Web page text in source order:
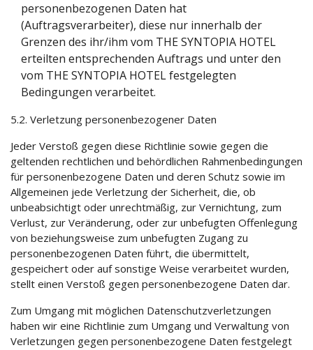
personenbezogenen Daten hat
(Auftragsverarbeiter), diese nur innerhalb der
Grenzen des ihr/ihm vom THE SYNTOPIA HOTEL
erteilten entsprechenden Auftrags und unter den
vom THE SYNTOPIA HOTEL festgelegten
Bedingungen verarbeitet.
5.2. Verletzung personenbezogener Daten
Jeder Verstoß gegen diese Richtlinie sowie gegen die
geltenden rechtlichen und behördlichen Rahmenbedingungen
für personenbezogene Daten und deren Schutz sowie im
Allgemeinen jede Verletzung der Sicherheit, die, ob
unbeabsichtigt oder unrechtmäßig, zur Vernichtung, zum
Verlust, zur Veränderung, oder zur unbefugten Offenlegung
von beziehungsweise zum unbefugten Zugang zu
personenbezogenen Daten führt, die übermittelt,
gespeichert oder auf sonstige Weise verarbeitet wurden,
stellt einen Verstoß gegen personenbezogene Daten dar.
Zum Umgang mit möglichen Datenschutzverletzungen
haben wir eine Richtlinie zum Umgang und Verwaltung von
Verletzungen gegen personenbezogene Daten festgelegt